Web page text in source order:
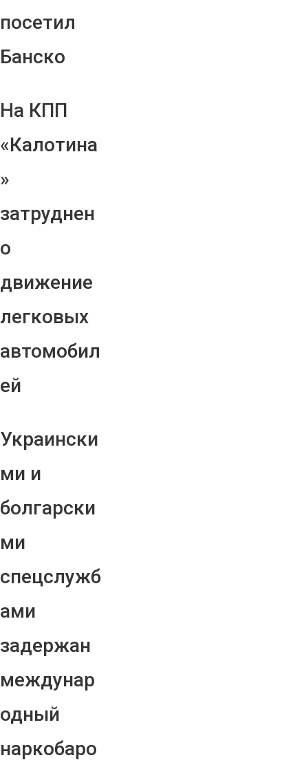
посетил
Банско
На КПП
«Калотина
»
затруднен
о
движение
легковых
автомобил
ей
Украински
ми и
болгарски
ми
спецслужб
ами
задержан
междунар
одный
наркобаро